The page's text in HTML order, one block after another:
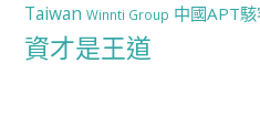
Taiwan Winnti Group 中國APT
資才是王道